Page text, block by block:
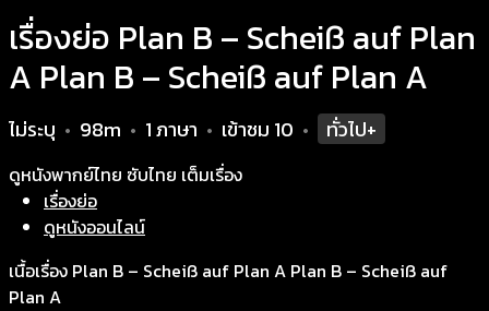
เรื่องย่อ Plan B – Scheiß auf Plan
A Plan B – Scheiß auf Plan A
ไม่ระบุ • 98m • 1 ภาษา • เข้าชม 10 • ทั่วไป+
ดูหนังพากย์ไทย ซับไทย เต็มเรื่อง
เรื่องย่อ
ดูหนังออนไลน์
เนื้อเรื่อง Plan B – Scheiß auf Plan A Plan B – Scheiß auf
Plan A